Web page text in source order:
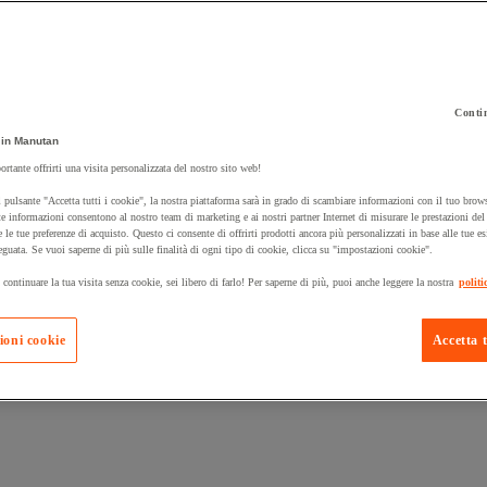
un prodotto:
Manutan Expert
Prodotti in
Manutan
offrirti una visita personalizzata del nostro sito web!
pulsante "Accetta tutti i cookie", la nostra piattaforma sarà in grado di scambiare informazioni con il tuo
informazioni consentono al nostro team di marketing e ai nostri partner Internet di misurare le prestazioni
le tue preferenze di acquisto. Questo ci consente di offrirti prodotti ancora più personalizzati in base alle tue
Se vuoi saperne di più sulle finalità di ogni tipo di cookie, clicca su "impostazioni cookie".
la tua visita senza cookie, sei libero di farlo! Per saperne di più, puoi anche leggere la nostra
Accetta
cookie